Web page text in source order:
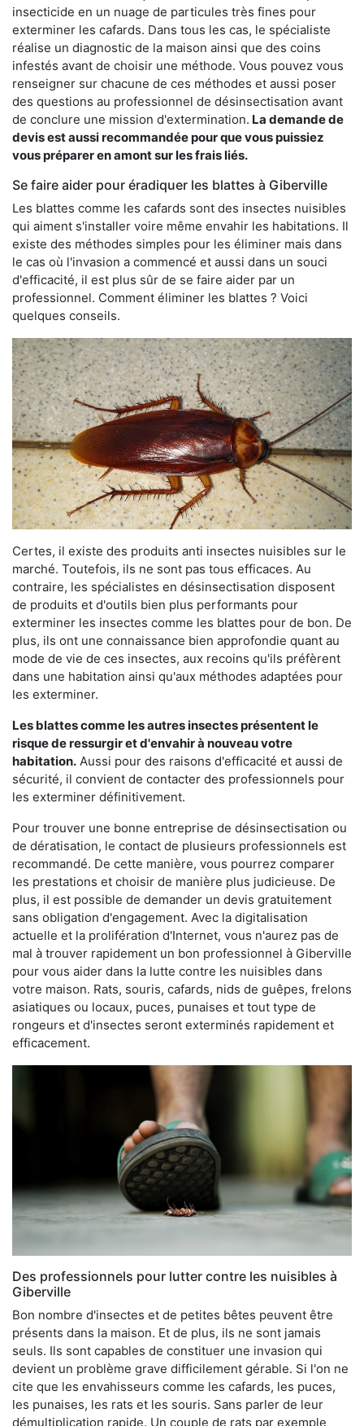
insecticide en un nuage de particules très fines pour
exterminer les cafards. Dans tous les cas, le spécialiste
réalise un diagnostic de la maison ainsi que des coins
infestés avant de choisir une méthode. Vous pouvez vous
renseigner sur chacune de ces méthodes et aussi poser
des questions au professionnel de désinsectisation avant
de conclure une mission d'extermination. La demande de
devis est aussi recommandée pour que vous puissiez
vous préparer en amont sur les frais liés.
Se faire aider pour éradiquer les blattes à Giberville
Les blattes comme les cafards sont des insectes nuisibles
qui aiment s'installer voire même envahir les habitations. Il
existe des méthodes simples pour les éliminer mais dans
le cas où l'invasion a commencé et aussi dans un souci
d'efficacité, il est plus sûr de se faire aider par un
professionnel. Comment éliminer les blattes ? Voici
quelques conseils.
Certes, il existe des produits anti insectes nuisibles sur le
marché. Toutefois, ils ne sont pas tous efficaces. Au
contraire, les spécialistes en désinsectisation disposent
de produits et d'outils bien plus performants pour
exterminer les insectes comme les blattes pour de bon. De
plus, ils ont une connaissance bien approfondie quant au
mode de vie de ces insectes, aux recoins qu'ils préfèrent
dans une habitation ainsi qu'aux méthodes adaptées pour
les exterminer.
Les blattes comme les autres insectes présentent le
risque de ressurgir et d'envahir à nouveau votre
habitation. Aussi pour des raisons d'efficacité et aussi de
sécurité, il convient de contacter des professionnels pour
les exterminer définitivement.
Pour trouver une bonne entreprise de désinsectisation ou
de dératisation, le contact de plusieurs professionnels est
recommandé. De cette manière, vous pourrez comparer
les prestations et choisir de manière plus judicieuse. De
plus, il est possible de demander un devis gratuitement
sans obligation d'engagement. Avec la digitalisation
actuelle et la prolifération d'Internet, vous n'aurez pas de
mal à trouver rapidement un bon professionnel à Giberville
pour vous aider dans la lutte contre les nuisibles dans
votre maison. Rats, souris, cafards, nids de guêpes, frelons
asiatiques ou locaux, puces, punaises et tout type de
rongeurs et d'insectes seront exterminés rapidement et
efficacement.
Des professionnels pour lutter contre les nuisibles à
Giberville
Bon nombre d'insectes et de petites bêtes peuvent être
présents dans la maison. Et de plus, ils ne sont jamais
seuls. Ils sont capables de constituer une invasion qui
devient un problème grave difficilement gérable. Si l'on ne
cite que les envahisseurs comme les cafards, les puces,
les punaises, les rats et les souris. Sans parler de leur
démultiplication rapide. Un couple de rats par exemple